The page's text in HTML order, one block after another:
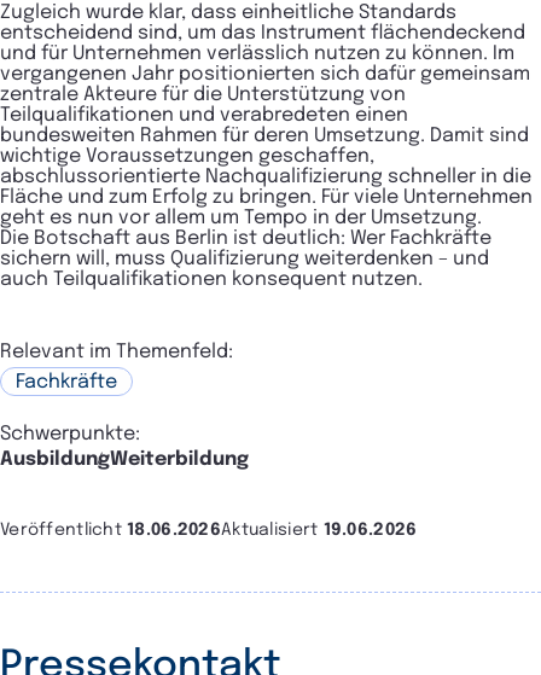
Zugleich wurde klar, dass einheitliche Standards
entscheidend sind, um das Instrument flächendeckend
und für Unternehmen verlässlich nutzen zu können. Im
vergangenen Jahr positionierten sich dafür gemeinsam
zentrale Akteure für die Unterstützung von
Teilqualifikationen und verabredeten einen
bundesweiten Rahmen für deren Umsetzung. Damit sind
wichtige Voraussetzungen geschaffen,
abschlussorientierte Nachqualifizierung schneller in die
Fläche und zum Erfolg zu bringen. Für viele Unternehmen
geht es nun vor allem um Tempo in der Umsetzung.
Die Botschaft aus Berlin ist deutlich: Wer Fachkräfte
sichern will, muss Qualifizierung weiterdenken – und
auch Teilqualifikationen konsequent nutzen.
Relevant im Themenfeld:
Fachkräfte
Schwerpunkte:
AusbildungWeiterbildung
Veröffentlicht18.06.2026Aktualisiert 19.06.2026